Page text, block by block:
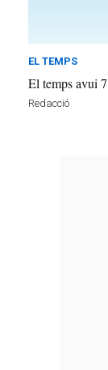
EL TEMPS
El temps avui
Redacció